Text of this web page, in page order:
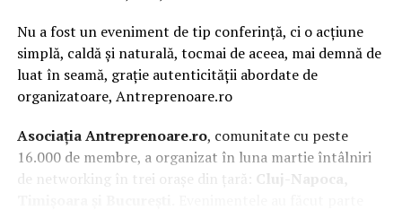
Nu a fost un eveniment de tip conferință, ci o acțiune
simplă, caldă și naturală, tocmai de aceea, mai demnă de
luat în seamă, grație autenticității abordate de
organizatoare, Antreprenoare.ro
Asociația Antreprenoare.ro, comunitate cu peste
16.000 de membre, a organizat în luna martie întâlniri
de networking în trei orașe din țară:
Cluj-Napoca,